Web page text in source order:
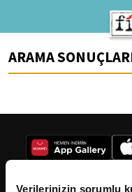
Verilerinizin sorumlu
ARAMA